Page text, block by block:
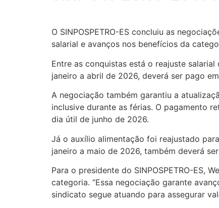
O SINPOSPETRO-ES concluiu as
salarial e avanços nos benefícios da
Entre as conquistas está o reajuste
janeiro a abril de 2026, deverá ser pago
A negociação também garantiu a
inclusive durante as férias. O pagamento
dia útil de junho de 2026.
Já o auxílio alimentação foi reajustado
janeiro a maio de 2026, também deverá
Para o presidente do SINPOSPETRO-ES,
categoria. “Essa negociação garante
sindicato segue atuando para assegurar